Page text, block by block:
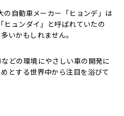
自動車メーカー「ヒョンデ」は
ヒュンダイ」と呼ばれていたの
いかもしれません。
どの環境にやさしい車の開発に
とする世界中から注目を浴びて